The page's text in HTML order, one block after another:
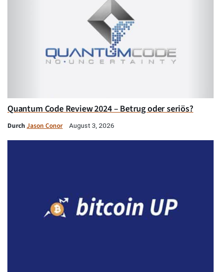
Quantum Code Review 2024 – Betrug oder seriös?
Durch Jason Conor August 3, 2026